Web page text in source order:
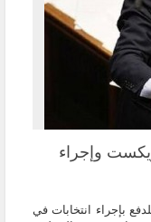
وإجراء
بإجراء انتخابات في